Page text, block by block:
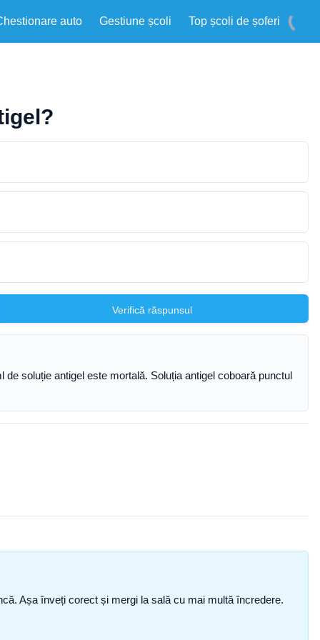
auto Gestiune școli Top școli de șoferi
Verifică răspunsul
soluție antigel este mortală. Soluția antigel coboară punctul
Așa înveți corect și mergi la sală cu mai multă încredere.